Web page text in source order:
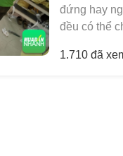
đứng hay
đều có thể
1.710 đã